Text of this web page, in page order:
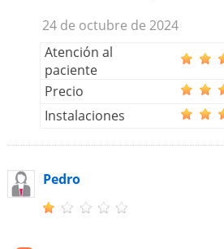
24 de octubre de 2024
Atención al
paciente
Precio
Instalaciones
Pedro